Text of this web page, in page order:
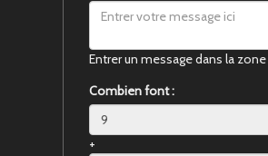
Entrer un message dans la
Combien font :
+